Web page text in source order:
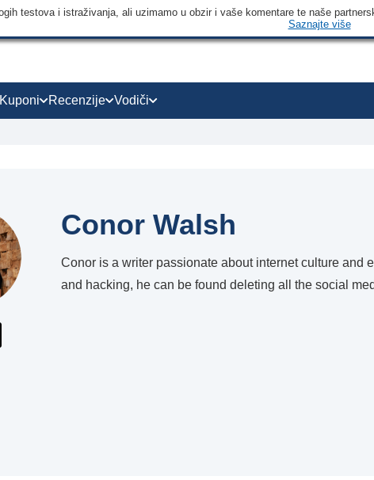
testova i istraživanja, ali uzimamo u obzir i vaše komentare te naše
Saznajte više
Kuponi Recenzije Vodiči
Conor Walsh
Conor is a writer passionate about internet culture and
and hacking, he can be found deleting all the social